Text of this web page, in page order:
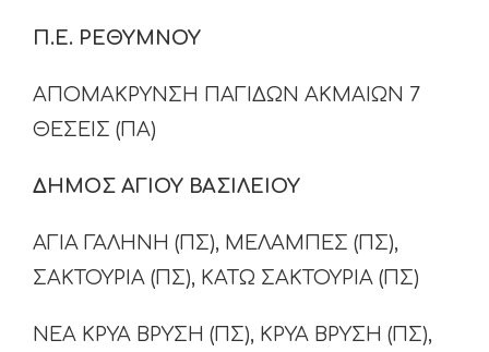
Π.Ε. ΡΕΘΥΜΝΟΥ
ΑΠΟΜΑΚΡΥΝΣΗ ΠΑΓΙΔΩΝ ΑΚΜΑΙΩΝ 7
ΘΕΣΕΙΣ (ΠΑ)
ΔΗΜΟΣ ΑΓΙΟΥ ΒΑΣΙΛΕΙΟΥ
ΑΓΙΑ ΓΑΛΗΝΗ (ΠΣ), ΜΕΛΑΜΠΕΣ (ΠΣ),
ΣΑΚΤΟΥΡΙΑ (ΠΣ), ΚΑΤΩ ΣΑΚΤΟΥΡΙΑ (ΠΣ)
ΝΕΑ ΚΡΥΑ ΒΡΥΣΗ (ΠΣ), ΚΡΥΑ ΒΡΥΣΗ (ΠΣ),